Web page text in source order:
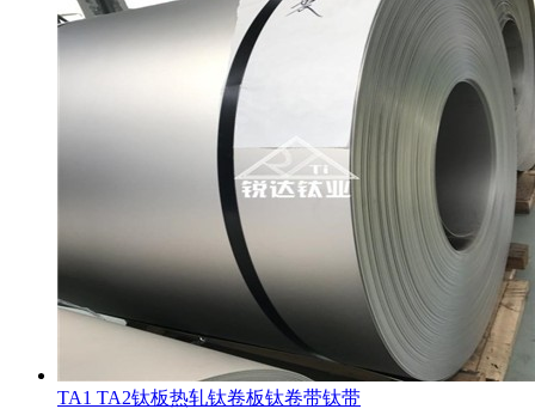
TA1 TA2钛板热轧钛卷板钛卷带钛带